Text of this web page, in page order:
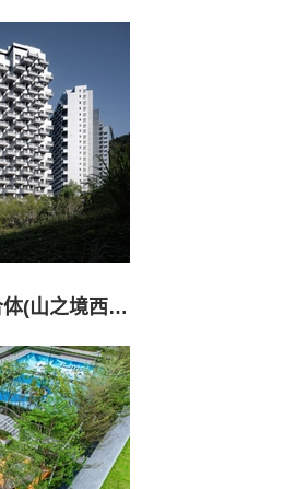
阿那亚·三亚澜山酒店综合体(山之境西区) / 建言建筑